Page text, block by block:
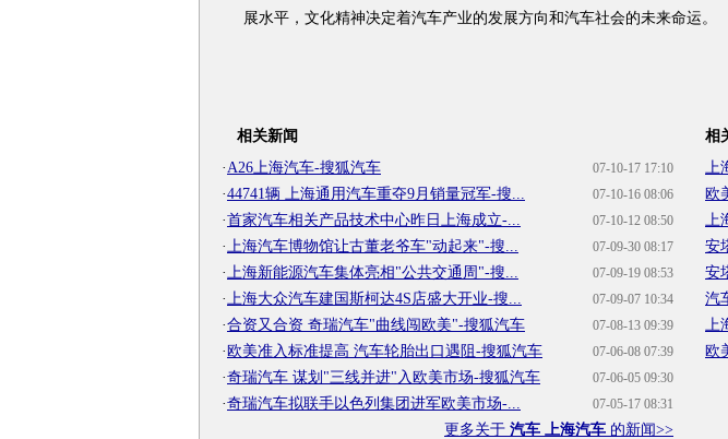
展水平，文化精神决定着汽车产业的发展方向和汽车社会的未来命运。
相关新闻
07-10-17 17:10
·A26上海汽车-搜狐汽车
07-10-16 08:06
·44741辆 上海通用汽车重夺9月销量冠军-搜...
07-10-12 08:50
·首家汽车相关产品技术中心昨日上海成立-...
07-09-30 08:17
·上海汽车博物馆让古董老爷车"动起来"-搜...
07-09-19 08:53
·上海新能源汽车集体亮相"公共交通周"-搜...
07-09-07 10:34
·上海大众汽车建国斯柯达4S店盛大开业-搜...
07-08-13 09:39
·合资又合资 奇瑞汽车"曲线闯欧美"-搜狐汽车
07-06-08 07:39
· 欧美准入标准提高 汽车轮胎出口遇阻-搜狐汽车
07-06-05 09:30
·奇瑞汽车 谋划"三线并进"入欧美市场-搜狐汽车
07-05-17 08:31
·奇瑞汽车拟联手以色列集团进军欧美市场-...
更多关于 汽车 上海汽车 的新闻>>
相
上
欧
上
安
安
汽
上
欧